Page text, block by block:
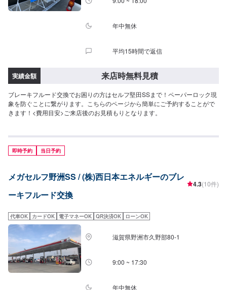
年中無休
平均15時間で返信
実績金額 来店時無料見積
ブレーキフルード交換でお困りの方はセルフ堅田SSまで！ペーパーロック現
象を防ぐことに繋がります。こちらのページから簡単にご予約することがで
きます！<費用目安>ご来店後のお見積もりとなります。
即時予約 当日予約
メガセルフ野洲SS / (株)西日本エネルギーのブレ
ーキフルード交換
4.3(10件)
代車OK カードOK 電子マネーOK QR決済OK ローンOK
滋賀県野洲市久野部80-1
9:00 ~ 17:30
年中無休